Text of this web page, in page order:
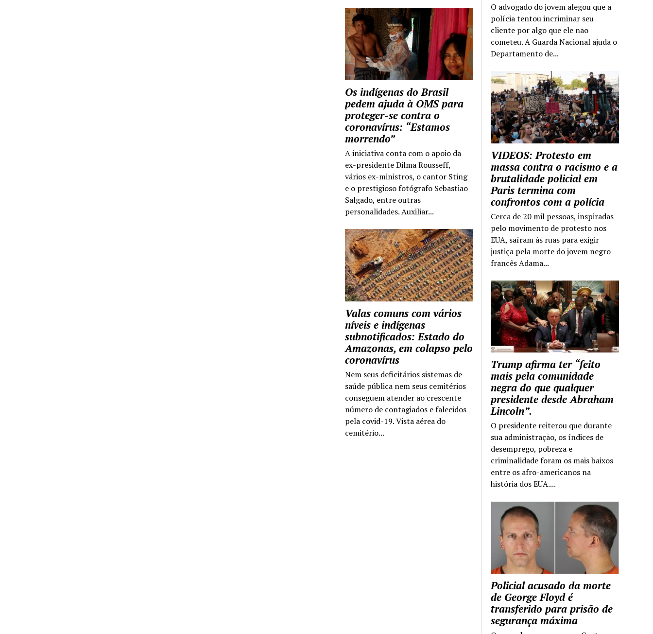
O advogado do jovem alegou que a
polícia tentou incriminar seu
cliente por algo que ele não
cometeu. A Guarda Nacional ajuda o
Departamento de...
VIDEOS: Protesto em
massa contra o racismo e a
brutalidade policial em
Paris termina com
confrontos com a polícia
Cerca de 20 mil pessoas, inspiradas
pelo movimento de protesto nos
EUA, saíram às ruas para exigir
justiça pela morte do jovem negro
francês Adama...
Trump afirma ter “feito
mais pela comunidade
negra do que qualquer
presidente desde Abraham
Lincoln”.
O presidente reiterou que durante
sua administração, os índices de
desemprego, pobreza e
criminalidade foram os mais baixos
entre os afro-americanos na
história dos EUA....
Policial acusado da morte
de George Floyd é
transferido para prisão de
segurança máxima
Os indígenas do Brasil
pedem ajuda à OMS para
proteger-se contra o
coronavírus: “Estamos
morrendo”
A iniciativa conta com o apoio da
ex-presidente Dilma Rousseff,
vários ex-ministros, o cantor Sting
e o prestigioso fotógrafo Sebastião
Salgado, entre outras
personalidades. Auxiliar...
Valas comuns com vários
níveis e indígenas
subnotificados: Estado do
Amazonas, em colapso pelo
coronavírus
Nem seus deficitários sistemas de
saúde pública nem seus cemitérios
conseguem atender ao crescente
número de contagiados e falecidos
pela covid-19. Vista aérea do
cemitério...